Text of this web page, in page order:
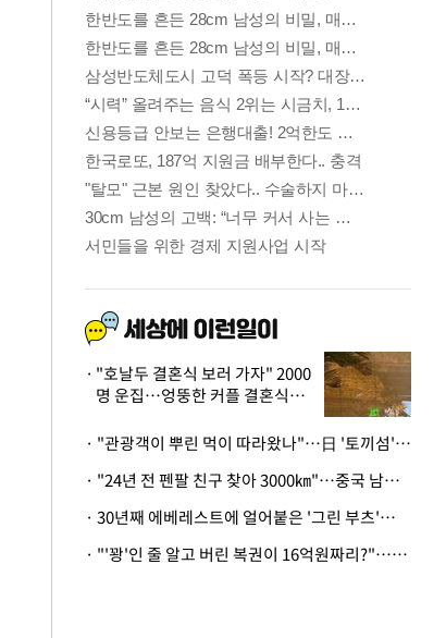
"호날두 결혼식 보러 가자" 2000
명 운집…엉뚱한 커플 결혼식에
· "관광객이 뿌린 먹이 따라왔나"…日 '토끼섬' 멧돼지, 토끼까지 사냥
· "24년 전 펜팔 친구 찾아 3000㎞"…중국 남성 사연에 '뭉클'
· 30년째 에베레스트에 얼어붙은 '그린 부츠'…드디어 가족 품으로
· "'꽝'인 줄 알고 버린 복권이 16억원짜리?"…극적으로 되찾은 사연